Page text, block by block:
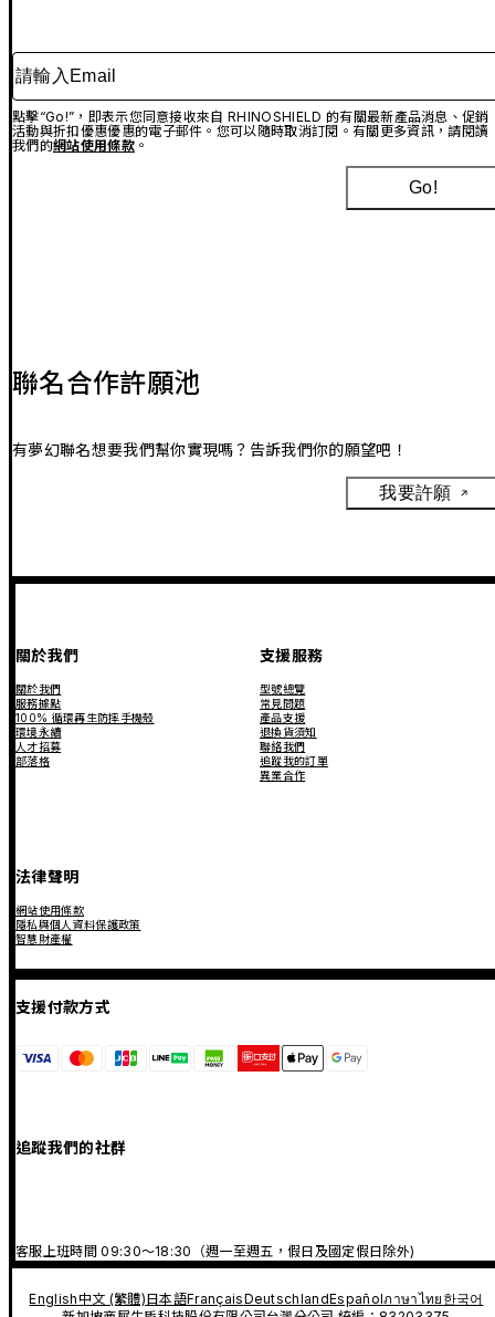
請輸入Email
點擊“Go!”，即表示您同意接收來自 RHINOSHIELD 的有關最新產品消息、促銷
活動與折扣優惠優惠的電子郵件。您可以隨時取消訂閱。有關更多資訊，請閱讀
我們的網站使用條款。
Go!
聯名合作許願池
有夢幻聯名想要我們幫你實現嗎？告訴我們你的願望吧！
我要許願
關於我們
關於我們
服務據點
100% 循環再生防摔手機殼
環境永續
人才招募
部落格
支援服務
型號總覽
常見問題
產品支援
退換貨須知
聯絡我們
追蹤我的訂單
異業合作
法律聲明
網站使用條款
隱私與個人資料保護政策
智慧財產權
支援付款方式
追蹤我們的社群
客服上班時間 09:30～18:30（週一至週五，假日及國定假日除外)
English中文 (繁體)日本語FrançaisDeutschlandEspañolภาษาไทย 한국어